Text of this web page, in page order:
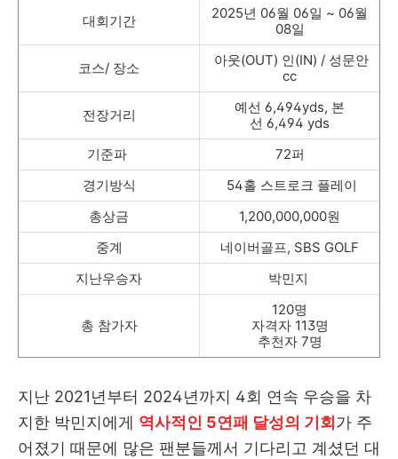
대회기간
2025년 06월 06일 ~ 06월
08일
코스/ 장소
아웃(OUT) 인(IN) / 성문안
cc
전장거리
예선 6,494yds, 본
선 6,494 yds
기준파
72퍼
경기방식
54홀 스트로크 플레이
총상금
1,200,000,000원
중계
네이버골프, SBS GOLF
지난우승자
박민지
총 참가자
120명
자격자 113명
추천자 7명
지난 2021년부터 2024년까지 4회 연속 우승을 차
지한 박민지에게 역사적인 5연패 달성의 기회 가 주
어졌기 때문에 많은 팬분들께서 기다리고 계셨던 대